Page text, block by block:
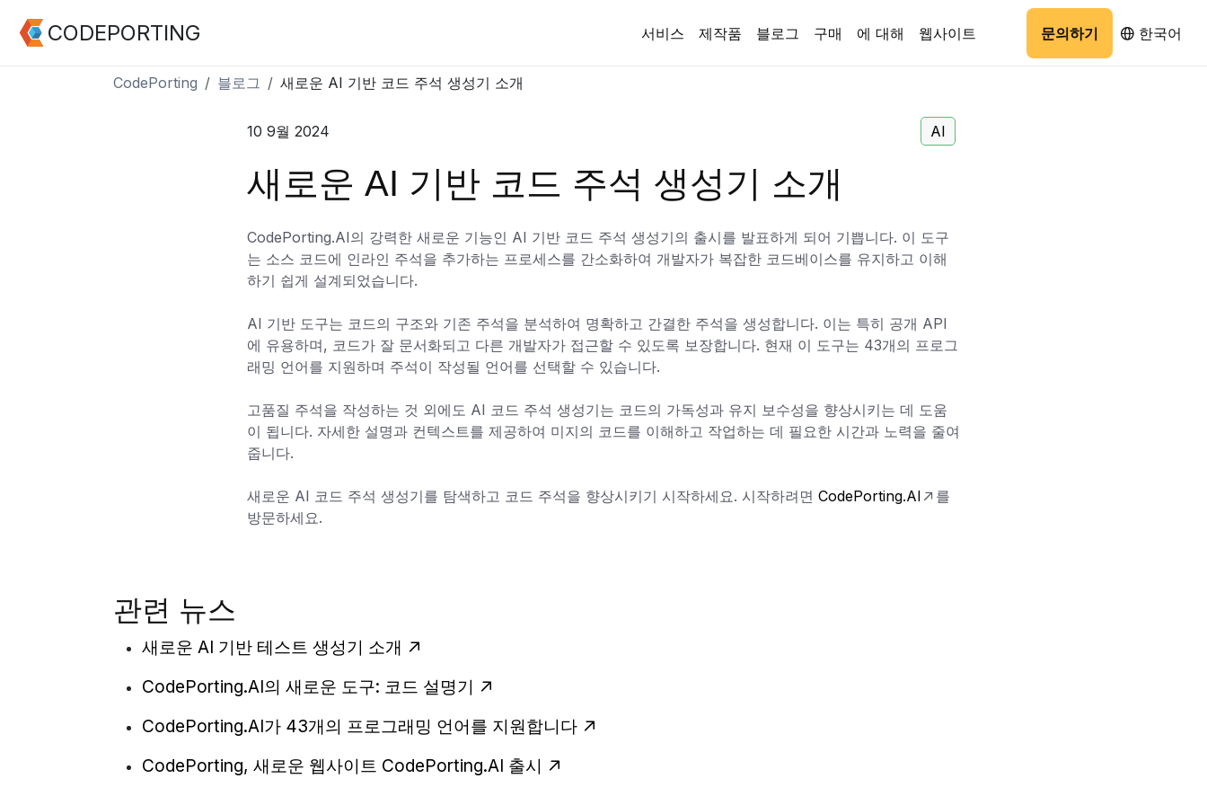
CODEPORTING 서비스 제작품 블로그 구매 에 대해 웹사이트 문의하기 한국어
CodePorting 블로그 새로운 AI 기반 코드 주석 생성기 소개
10 9월 2024 AI
새로운 AI 기반 코드 주석 생성기 소개
CodePorting.AI의 강력한 새로운 기능인 AI 기반 코드 주석 생성기의 출시를 발표하게 되어 기쁩니다. 이 도구
는 소스 코드에 인라인 주석을 추가하는 프로세스를 간소화하여 개발자가 복잡한 코드베이스를 유지하고 이해
하기 쉽게 설계되었습니다.
AI 기반 도구는 코드의 구조와 기존 주석을 분석하여 명확하고 간결한 주석을 생성합니다. 이는 특히 공개 API
에 유용하며, 코드가 잘 문서화되고 다른 개발자가 접근할 수 있도록 보장합니다. 현재 이 도구는 43개의 프로그
래밍 언어를 지원하며 주석이 작성될 언어를 선택할 수 있습니다.
고품질 주석을 작성하는 것 외에도 AI 코드 주석 생성기는 코드의 가독성과 유지 보수성을 향상시키는 데 도움
이 됩니다. 자세한 설명과 컨텍스트를 제공하여 미지의 코드를 이해하고 작업하는 데 필요한 시간과 노력을 줄여
줍니다.
새로운 AI 코드 주석 생성기를 탐색하고 코드 주석을 향상시키기 시작하세요. 시작하려면 CodePorting.AI
를
방문하세요.
관련 뉴스
새로운 AI 기반 테스트 생성기 소개
CodePorting.AI의 새로운 도구: 코드 설명기
CodePorting.AI가 43개의 프로그래밍 언어를 지원합니다
CodePorting, 새로운 웹사이트 CodePorting.AI 출시